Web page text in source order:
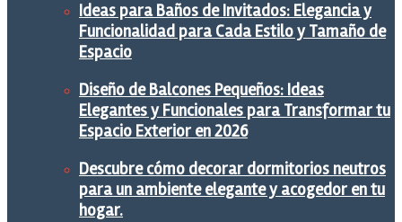
Ideas para Baños de Invitados: Elegancia y
Funcionalidad para Cada Estilo y Tamaño de
Espacio
Diseño de Balcones Pequeños: Ideas
Elegantes y Funcionales para Transformar tu
Espacio Exterior en 2026
Descubre cómo decorar dormitorios neutros
para un ambiente elegante y acogedor en tu
hogar.